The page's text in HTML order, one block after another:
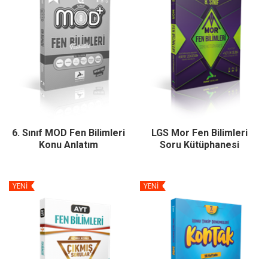
6. Sınıf MOD Fen Bilimleri
Konu Anlatım
LGS Mor Fen Bilimleri
Soru Kütüphanesi
YENİ YENİ